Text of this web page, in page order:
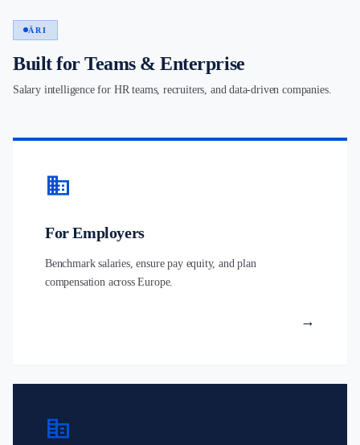
ÄRI
Built for Teams & Enterprise
Salary intelligence for HR teams, recruiters, and data-driven companies.
business
For Employers
Benchmark salaries, ensure pay equity, and plan
compensation across Europe.
→
corporate_fare